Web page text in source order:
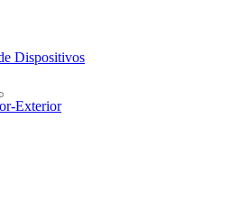
Dispositivos
Exterior